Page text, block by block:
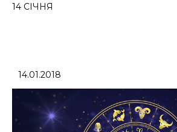
14 СІЧНЯ
14.01.2018